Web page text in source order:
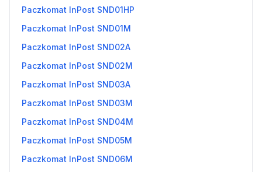
Paczkomat InPost SND01HP
Paczkomat InPost SND01M
Paczkomat InPost SND02A
Paczkomat InPost SND02M
Paczkomat InPost SND03A
Paczkomat InPost SND03M
Paczkomat InPost SND04M
Paczkomat InPost SND05M
Paczkomat InPost SND06M